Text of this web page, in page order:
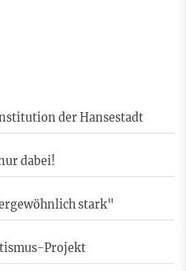
der Hansestadt
dabei!
stark"
Projekt